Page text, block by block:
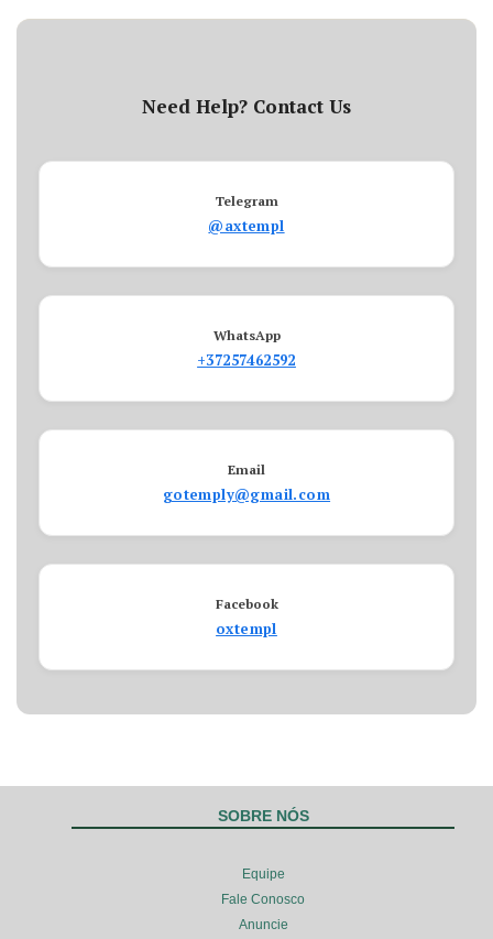
Need Help? Contact Us
Telegram
@axtempl
WhatsApp
+37257462592
Email
gotemply@gmail.com
Facebook
oxtempl
SOBRE NÓS
Equipe
Fale Conosco
Anuncie